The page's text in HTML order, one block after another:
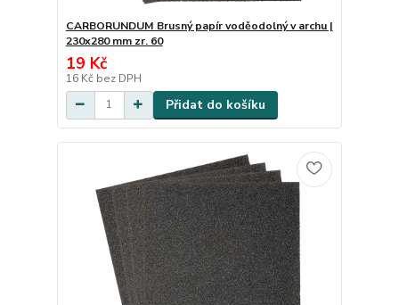
CARBORUNDUM Brusný papír voděodolný v archu |
230x280 mm zr. 60
19 Kč
16 Kč bez DPH
Přidat do košíku